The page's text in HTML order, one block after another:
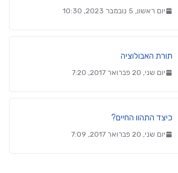
יום ראשון, 5 נובמבר 2023, 10:30
תורת האבולוציה
יום שני, 20 פברואר 2017, 7:20
כיצד התהוו החיים?
יום שני, 20 פברואר 2017, 7:09